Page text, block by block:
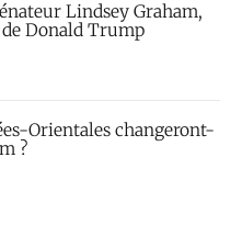
Lindsey Graham,
Donald Trump
Orientales changeront-
?